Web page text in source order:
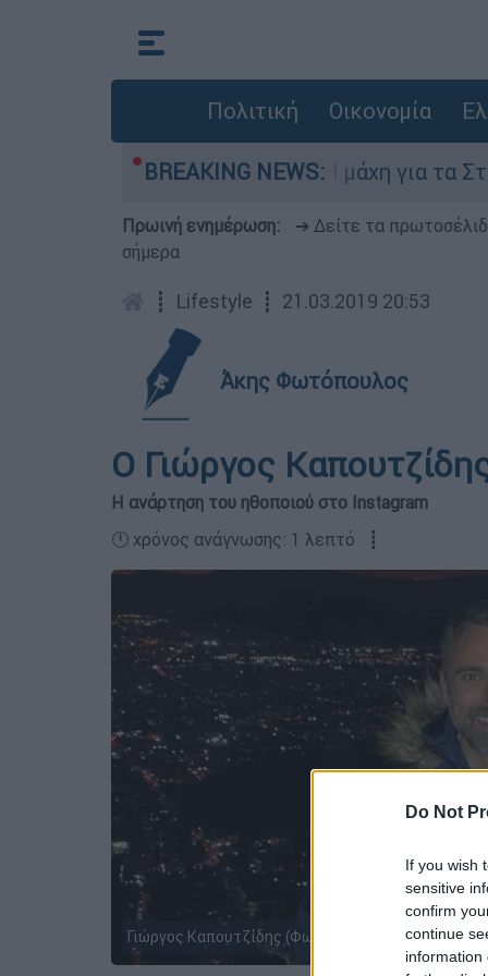
Do Not
If you wish
sensitive
confirm
continue
information
Πολιτική Οικονομία
BREAKING NEWS:
6 Αυγούστου Η μάχη για τα Στενά
Πρωινή ενημέρωση: ➔ Δείτε τα
σήμερα
┋ Lifestyle ┋ 21.03.2019 20:53
Άκης Φωτόπουλος
Ο Γιώργος
Η ανάρτηση του ηθοποιού στο Instagram
🕛 χρόνος ανάγνωσης: 1 λεπτό ┋
Γιώργος Καπουτζίδης (Φωτογραφία: Instagram